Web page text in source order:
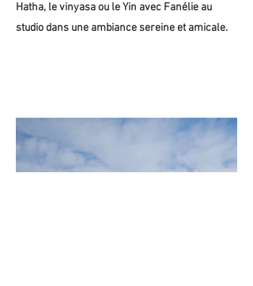
Hatha, le vinyasa ou le Yin avec Fanélie au
studio dans une ambiance sereine et amicale.